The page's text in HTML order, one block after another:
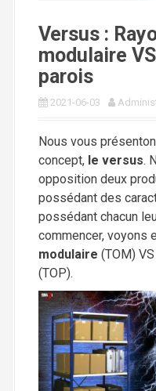
Versus :
modulaire
parois
2021-06-03
Nous vous
concept, le versus.
opposition deux
possédant des
possédant chacun
commencer, voyons
modulaire (TOM)
(TOP).